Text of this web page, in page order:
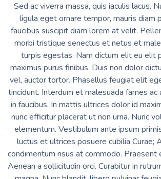
Sed ac viverra massa, quis iaculis lacus.
ligula eget ornare tempor, mauris diam
faucibus suscipit diam lorem at velit.
morbi tristique senectus et netus et
turpis egestas. Nam dictum elit eu elit
maximus purus finibus. Duis non dolor
vel, auctor tortor. Phasellus feugiat elit
tincidunt. Interdum et malesuada fames ac
in faucibus. In mattis ultrices dolor id
nunc efficitur placerat ut non urna. Nunc
elementum. Vestibulum ante ipsum
luctus et ultrices posuere cubilia Curae;
condimentum risus at commodo.
Aenean a sollicitudin orci. Curabitur in